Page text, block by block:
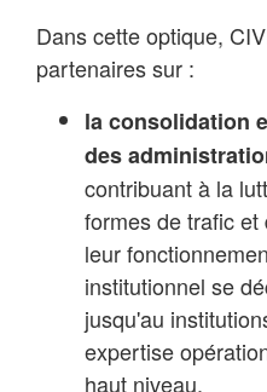
Dans cette optique,
partenaires sur :
la consolidation
des
contribuant à la
formes de trafic
leur
institutionnel se
jusqu'au
expertise
haut niveau.